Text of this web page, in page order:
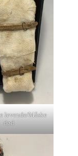
levende/Måske
død